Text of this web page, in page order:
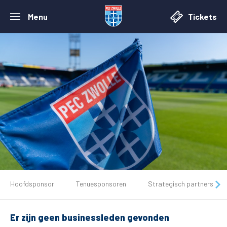
Menu Tickets
Tickets
Matchdays
Hoofdsponsor Tenuesponsoren Strategisch partners
Er zijn geen businessleden gevonden